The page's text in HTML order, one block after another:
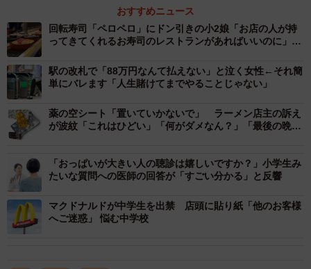
ー「食い逃げ」は犯罪ですが、警察には届け出なかったの
ですか？
この時は、13枚分の代金というとそこまで大金ではないた
め、一旦様子を見ることになりました。もし食い逃げがま
た発生するようなら、同じ人の犯行の可能性が高いので警
ーその後、何か進展はありましたか？
実はそのグループが1カ月後にまたお店に来ました。スタッ
おすすめニュース
回転寿司「ペロペロ」にドン引きの小2娘「お店の人が持
ってきてくれるお寿司のレストランがあればいいのに」母
駅の改札で「88万円なんて払えない」と泣く女性←それ簡
単にバレます「人生賭けてまでやることじゃない」
薬の空シート「置いていかないで」 ラーメン店主の訴え
が波紋「これはひどい」「何がダメなん？」「最後の晩餐
「おっぱいが大きい人の聴診は嬉しいですか？」小学生み
たいな質問への医師の回答が「すごい分かる」と反響
マクドナルドが中学生を出禁 店頭に貼り紙「他のお客様
へご迷惑」 悩む中学校